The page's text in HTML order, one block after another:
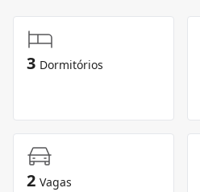
3 Dormitórios
2 Vagas